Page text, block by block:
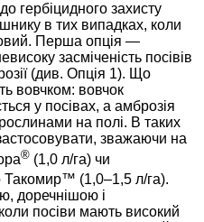
гербіцидного захисту
в тих випадках, коли
Перша опція —
засміченість посівів
(див. Опція 1). Що
вовчком: вовчок
у посівах, а амброзія
на полі. В таких
зважаючи на
® (1,0 л/га) чи
Такомир™ (1,0–1,5 л/га).
доречнішою і
посіви мають високий